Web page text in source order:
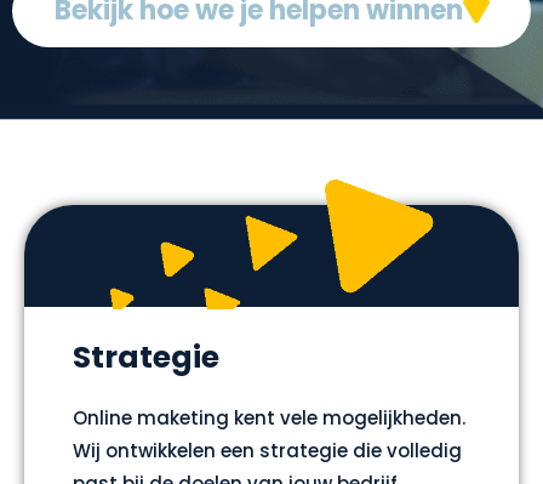
Bekijk hoe we je helpen winnen
Strategie
Online maketing kent vele mogelijkheden.
Wij ontwikkelen een strategie die volledig